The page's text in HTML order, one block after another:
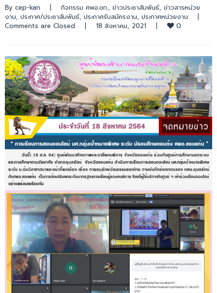
By cep-kan กิจกรรม ศพอ.ขก., ข่าวประชาสัมพันธ์, ข่าวสารหน่วย
งาน, ประกาศ/ประชาสัมพันธ์, ประกาศรับสมัครงาน, ประกาศหน่วยงาน
Comments are Closed
18 สิงหาคม, 2021 0